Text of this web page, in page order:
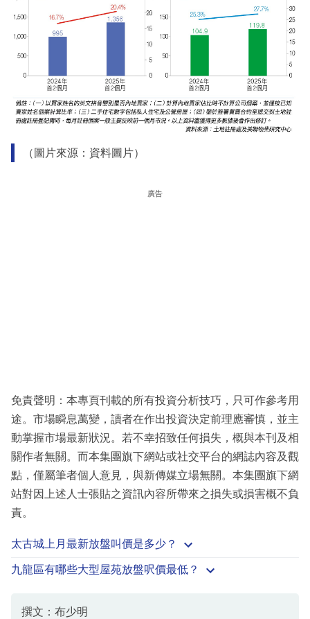
（圖片來源：資料圖片）
廣告
免責聲明：本專頁刊載的所有投資分析技巧，只可作參考用
途。市場瞬息萬變，讀者在作出投資決定前理應審慎，並主
動掌握市場最新狀況。若不幸招致任何損失，概與本刊及相
關作者無關。而本集團旗下網站或社交平台的網誌內容及觀
點，僅屬筆者個人意見，與新傳媒立場無關。本集團旗下網
站對因上述人士張貼之資訊內容所帶來之損失或損害概不負
責。
太古城上月最新放盤叫價是多少？
九龍區有哪些大型屋苑放盤呎價最低？
撰文：布少明